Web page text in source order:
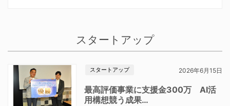
スタートアップ
スタートアップ 2026年6月15日
最高評価事業に支援金300万 AI活
用構想競う成果…